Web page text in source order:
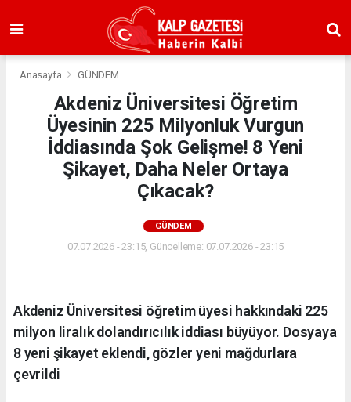
Anasayfa GÜNDEM
Akdeniz Üniversitesi Öğretim
Üyesinin 225 Milyonluk Vurgun
İddiasında Şok Gelişme! 8 Yeni
Şikayet, Daha Neler Ortaya
Çıkacak?
GÜNDEM
07.07.2026 - 23:15, Güncelleme: 07.07.2026 - 23:15
Akdeniz Üniversitesi öğretim üyesi hakkındaki 225
milyon liralık dolandırıcılık iddiası büyüyor. Dosyaya
8 yeni şikayet eklendi, gözler yeni mağdurlara
çevrildi